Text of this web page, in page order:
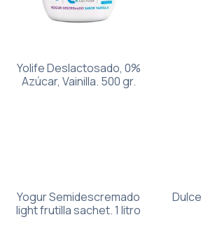
Yolife Deslactosado, 0%
Azúcar, Vainilla. 500 gr.
Yogur Semidescremado
light frutilla sachet. 1 litro